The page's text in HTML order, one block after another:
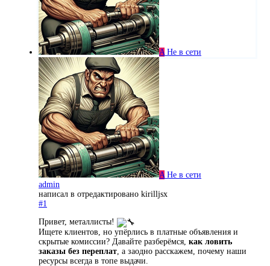
A Не в сети
A Не в сети
admin
написал в отредактировано kirilljsx
#1
Привет, металлисты!
Ищете клиентов, но упёрлись в платные объявления и
скрытые комиссии? Давайте разберёмся, как ловить
заказы без переплат , а заодно расскажем, почему наши
ресурсы всегда в топе выдачи.